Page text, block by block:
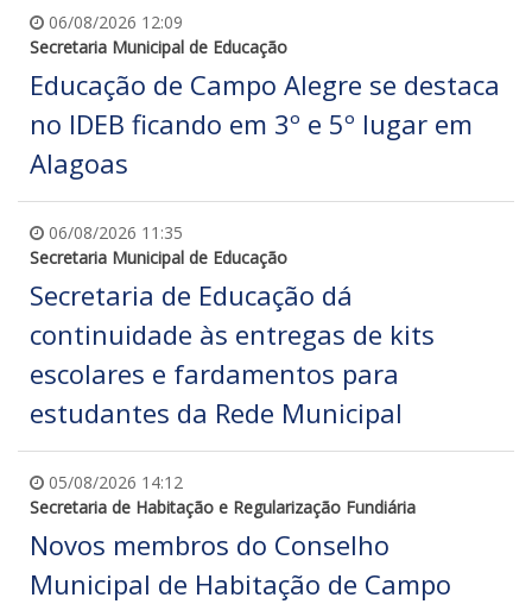
06/08/2026 12:09
Secretaria Municipal de Educação
Educação de Campo Alegre se destaca
no IDEB ficando em 3º e 5º lugar em
Alagoas
06/08/2026 11:35
Secretaria Municipal de Educação
Secretaria de Educação dá
continuidade às entregas de kits
escolares e fardamentos para
estudantes da Rede Municipal
05/08/2026 14:12
Secretaria de Habitação e Regularização Fundiária
Novos membros do Conselho
Municipal de Habitação de Campo